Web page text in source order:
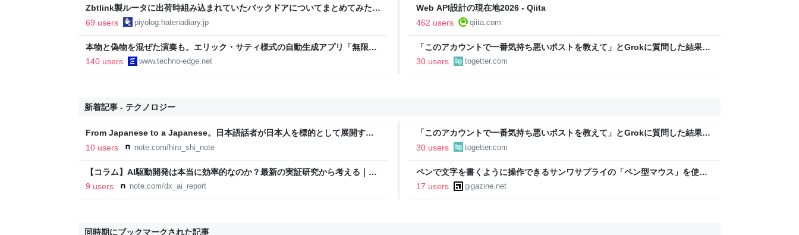
Zbtlink製ルータに出荷時組み込まれていたバックドアについてまとめてみた -
piyolog
69 users piyolog.hatenadiary.jp
Web API設計の現在地2026 - Qiita
462 users
qiita.com
本物と偽物を混ぜた演奏も。エリック・サティ様式の自動生成アプリ「無限サ
ティ機関」をClaude Codeで作って公開した（CloseBox） | テクノエッジ
TechnoEdge
140 users www.techno-edge.net
「このアカウントで一番気持ち悪いポストを教えて」とGrokに質問した結果、
正論で盛大なカウンターを食らった話→「返事がヤバい」「AIの反乱か？」
「お前感情あるだろ」の声も
30 users togetter.com
新着記事 - テクノロジー
From Japanese to a Japanese。日本語話者が日本人を標的として展開する
スミッシング（SMSフィッシング）｜__aloha__
10 users note.com/hiro_shi_note
「このアカウントで一番気持ち悪いポストを教えて」とGrokに質問した結果、
正論で盛大なカウンターを食らった話→「返事がヤバい」「AIの反乱か？」
30 users togetter.com
【コラム】AI駆動開発は本当に効率的なのか？最新の実証研究から考える｜
makoto | 組込開発×AI自動化
9 users note.com/dx_ai_report
ペンで文字を書くように操作できるサンワサプライの「ペン型マウス」を使っ
てみた
17 users gigazine.net
同時期にブックマークされた記事